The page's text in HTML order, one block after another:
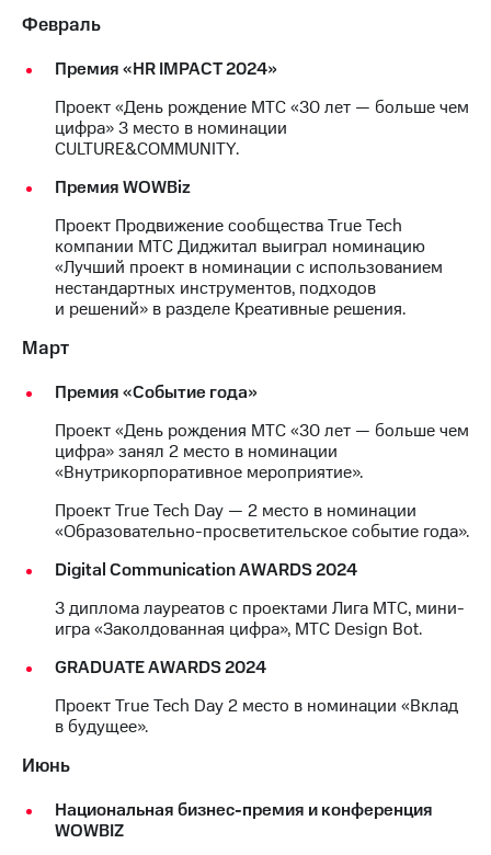
Корпоративный
Раскрытие
Информация
акционерам
Документы
"МТС"
Собрания
акционеров
Личный
кабинет
акционера
Акционерный
аудит
Рынок
акций
Описание
Программа
приобретения
выкупа
Дивиденды
Рынок
Описание
Еврооблигации-2023
Уведомление
облигаций
Другое
Февраль
Премия «HR IMPACT 2024»
Проект «День рождение МТС «30 лет — больше чем
цифра» 3 место в номинации
CULTURE&COMMUNITY.
Премия WOWBiz
Проект Продвижение сообщества True Tech
компании МТС Диджитал выиграл номинацию
«Лучший проект в номинации с использованием
нестандартных инструментов, подходов
и решений» в разделе Креативные решения.
Март
Премия «Событие года»
Проект «День рождения МТС «30 лет — больше чем
цифра» занял 2 место в номинации
«Внутрикорпоративное мероприятие».
Проект True Tech Day — 2 место в номинации
«Образовательно-просветительское событие года».
Digital Communication AWARDS 2024
3 диплома лауреатов с проектами Лига МТС, мини-
игра «Заколдованная цифра», МТС Design Bot.
GRADUATE AWARDS 2024
Проект True Tech Day 2 место в номинации «Вклад
в будущее».
Июнь
Национальная бизнес-премия и конференция
WOWBIZ